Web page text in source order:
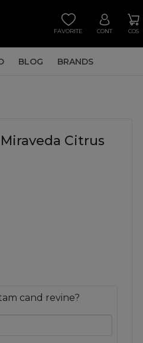
FAVORITE CONT COS
BLOG BRANDS
Citrus
cand revine?